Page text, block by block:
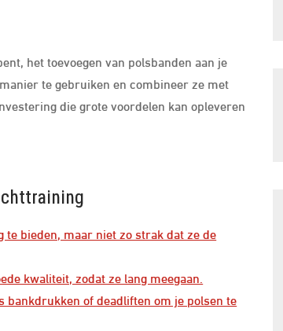
het toevoegen van polsbanden aan je
te gebruiken en combineer ze met
die grote voordelen kan opleveren
bieden, maar niet zo strak dat ze de
kwaliteit, zodat ze lang meegaan.
of deadliften om je polsen te